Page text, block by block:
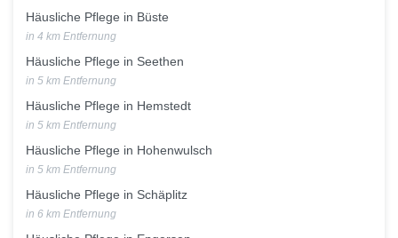
Häusliche Pflege in Büste
in 4 km Entfernung
Häusliche Pflege in Seethen
in 5 km Entfernung
Häusliche Pflege in Hemstedt
in 5 km Entfernung
Häusliche Pflege in Hohenwulsch
in 5 km Entfernung
Häusliche Pflege in Schäplitz
in 6 km Entfernung